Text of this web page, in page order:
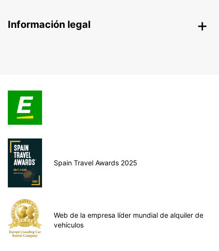
Información legal
Spain Travel Awards 2025
Web de la empresa líder mundial de alquiler de
vehículos